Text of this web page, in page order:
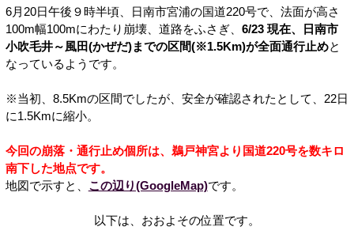
6月20日午後９時半頃、日南市宮浦の国道220号で、法面が高さ
100m幅100mにわたり崩壊、道路をふさぎ、 6/23 現在、日南市
小吹毛井～風田(かぜだ)までの区間(※1.5Km)が全面通行止めと
なっているようです。
※当初、8.5Kmの区間でしたが、安全が確認されたとして、22日
に1.5Kmに縮小。
今回の崩落・通行止め個所は、鵜戸神宮より国道220号を数キロ
南下した地点です。
地図で示すと、 この辺り(GoogleMap)です。
以下は、おおよその位置です。